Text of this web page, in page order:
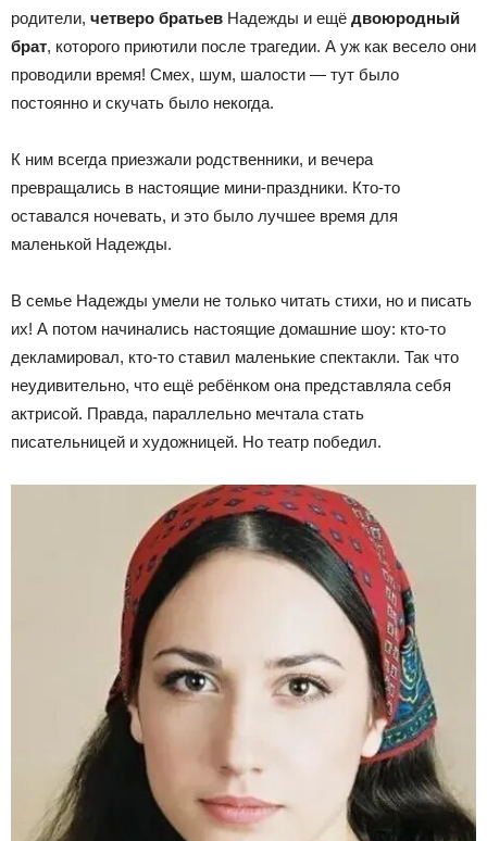
родители, четверо братьев Надежды и ещё двоюродный
брат, которого приютили после трагедии. А уж как весело они
проводили время! Смех, шум, шалости — тут было
постоянно и скучать было некогда.
К ним всегда приезжали родственники, и вечера
превращались в настоящие мини-праздники. Кто-то
оставался ночевать, и это было лучшее время для
маленькой Надежды.
В семье Надежды умели не только читать стихи, но и писать
их! А потом начинались настоящие домашние шоу: кто-то
декламировал, кто-то ставил маленькие спектакли. Так что
неудивительно, что ещё ребёнком она представляла себя
актрисой. Правда, параллельно мечтала стать
писательницей и художницей. Но театр победил.